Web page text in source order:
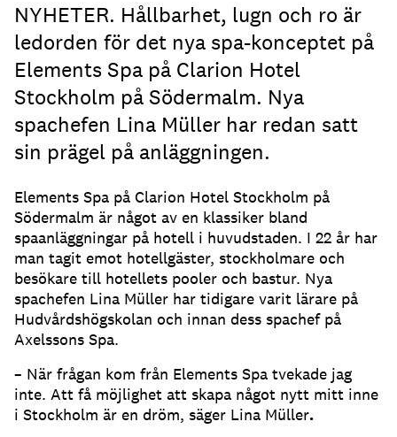
NYHETER. Hållbarhet, lugn och ro är
ledorden för det nya spa-konceptet på
Elements Spa på Clarion Hotel
Stockholm på Södermalm. Nya
spachefen Lina Müller har redan satt
sin prägel på anläggningen.
Elements Spa på Clarion Hotel Stockholm på
Södermalm är något av en klassiker bland
spaanläggningar på hotell i huvudstaden. I 22 år har
man tagit emot hotellgäster, stockholmare och
besökare till hotellets pooler och bastur. Nya
spachefen Lina Müller har tidigare varit lärare på
Hudvårdshögskolan och innan dess spachef på
Axelssons Spa.
– När frågan kom från Elements Spa tvekade jag
inte. Att få möjlighet att skapa något nytt mitt inne
i Stockholm är en dröm, säger Lina Müller.